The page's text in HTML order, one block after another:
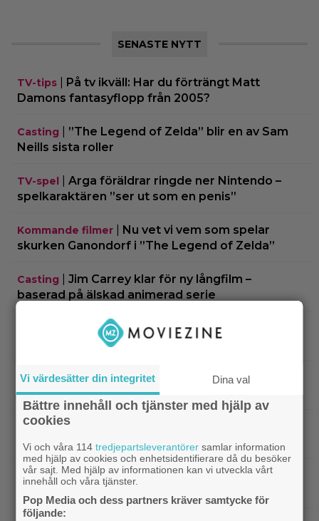
SENASTE NYTT
TV-tips
På tv ikväll: Har du förträngt Matt
Damons fantasyflopp från 2005?
Casting
”The Legend of Zelda” blir en av Sam
Neills sista roller
TV-spel
Arga föräldrar ringde ner Nintendo –
spelkaraktären ”ser ut som en penis”
Kommande filmer
Nu vet vi vem som spelar
skurken Ganondorf i ”The Legend of Zelda”
Casting
Jim Carrey klar för ny långfilm –
baserad på älskad animerad serie
Från ”Heartstopper” till ”X-Men”? Kit
Connor kan bli nye Cyclops
Bioaktuellt|Nya svenska filmen kallas ”årets
charmigaste komedi” – nu på bio
DC|Tidernas 30 bästa superhjältefilmer listade
– ”The Dark Knight” på plats 3
Bioaktuellt|Elliot Page ”tappade andan” när han
läste manus till ”The Odyssey”
Vi värdesätter din integritet Dina val
Bättre innehåll och tjänster med hjälp av
cookies
Vi och våra 114tredjepartsleverantörer samlar information
med hjälp av cookies och enhetsidentifierare då du besöker
vår sajt. Med hjälp av informationen kan vi utveckla vårt
innehåll och våra tjänster.
Pop Media och dess partners kräver samtycke för
följande: